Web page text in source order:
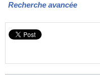
Recherche avancée